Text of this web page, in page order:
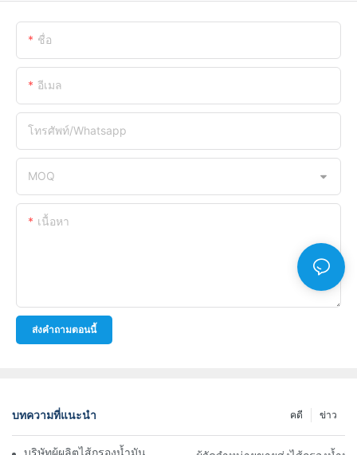
ชื่อ
อีเมล
โทรศัพท์/whatsapp
MOQ
เนื้อหา
ส่งคำถามตอนนี้
บทความที่แนะนำ ข่าว
คดี